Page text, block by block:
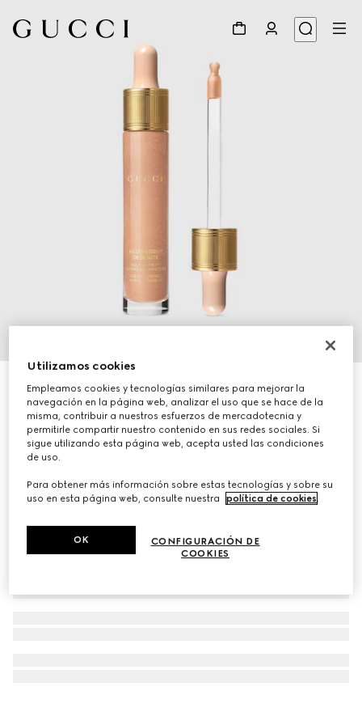
Gucci Illuminateur de Beauté, iluminador multiusos
€ 46
Utilizamos cookies
Empleamos cookies y tecnologías similares para mejorar la
navegación en la página web, analizar el uso que se hace de la
misma, contribuir a nuestros esfuerzos de mercadotecnia y
permitirle compartir nuestro contenido en sus redes sociales. Si
sigue utilizando esta página web, acepta usted las condiciones
de uso.
Para obtener más información sobre estas tecnologías y sobre su
uso en esta página web, consulte nuestra
política de cookies.
CONFIGURACIÓN DE
COOKIES
OK